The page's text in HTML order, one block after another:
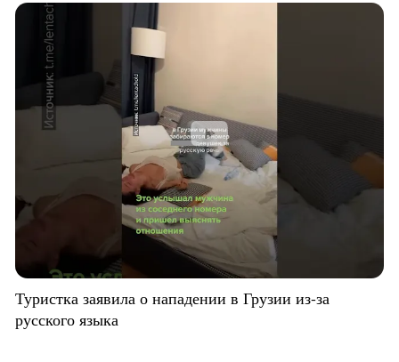
Туристка заявила о нападении в Грузии из-за
русского языка